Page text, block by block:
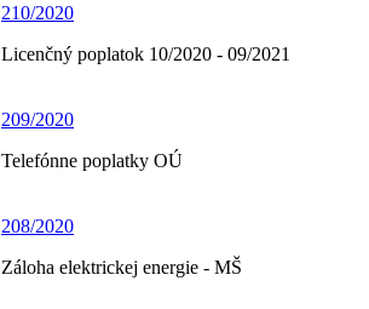
210/2020
Licenčný poplatok 10/2020 - 09/2021
209/2020
Telefónne poplatky OÚ
208/2020
Záloha elektrickej energie - MŠ